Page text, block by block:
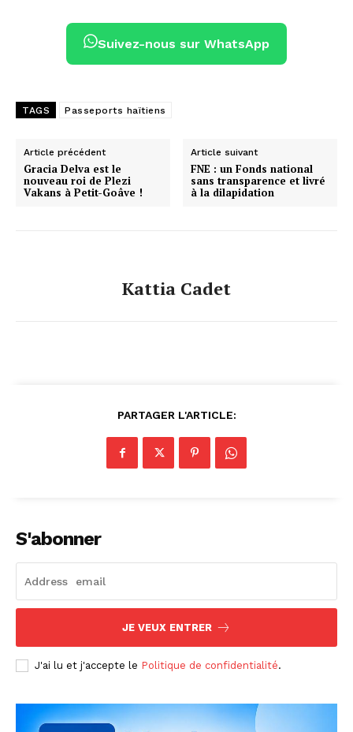
Suivez-nous sur WhatsApp
TAGS Passeports haïtiens
Article précédent
Gracia Delva est le
nouveau roi de Plezi
Vakans à Petit-Goâve !
Article suivant
FNE : un Fonds national
sans transparence et livré
à la dilapidation
Kattia Cadet
PARTAGER L'ARTICLE:
S'abonner
JE VEUX ENTRER
J'ai lu et j'accepte le Politique de confidentialité.